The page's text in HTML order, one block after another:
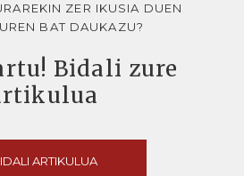
ZER IKUSIA DUEN
BAT DAUKAZU?
Bidali zure
ARTIKULUA